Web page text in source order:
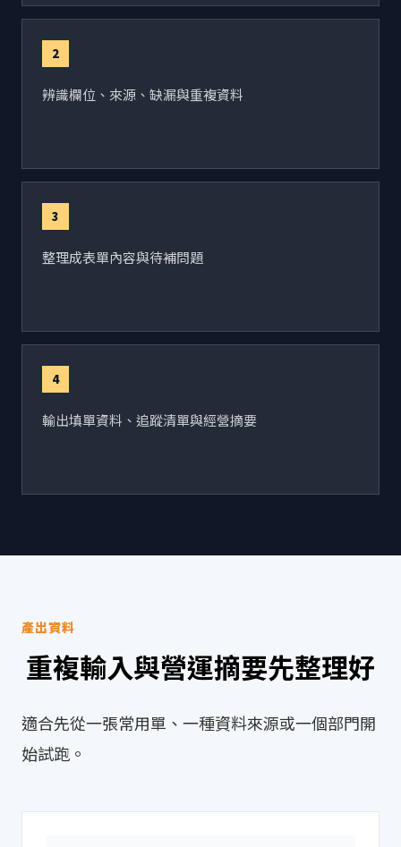
2
辨識欄位、來源、缺漏與重複資料
3
整理成表單內容與待補問題
4
輸出填單資料、追蹤清單與經營摘要
產出資料
重複輸入與營運摘要先整理好
適合先從一張常用單、一種資料來源或一個部門開
始試跑。